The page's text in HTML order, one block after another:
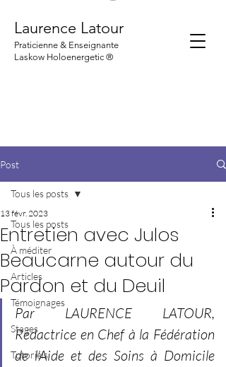
Laurence Latour
Praticienne & Enseignante
Laskow Holoenergetic ®
Post
Tous les posts
À méditer
Articles
Témoignages
Stages
Tutoriels
Tous les posts
Entretien avec Julos
Beaucarne autour du
Pardon et du Deuil
13 févr. 2023
Par LAURENCE LATOUR,
Rédactrice en Chef à la Fédération
de l'Aide et des Soins à Domicile